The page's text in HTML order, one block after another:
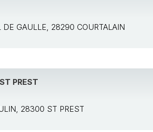
DE GAULLE, 28290 COURTALAIN
PREST
28300 ST PREST